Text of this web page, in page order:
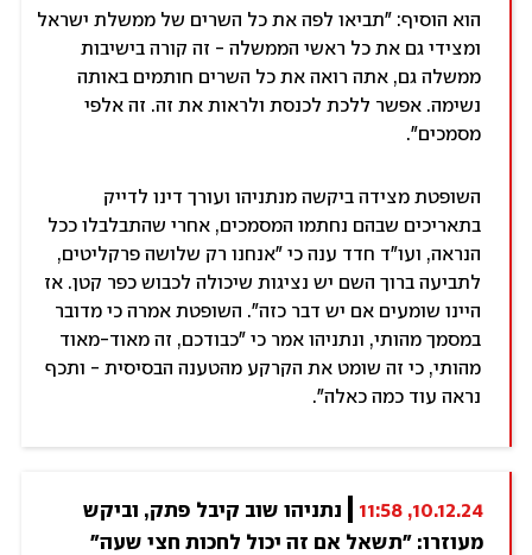
הוא הוסיף: "תביאו לפה את כל השרים של ממשלת ישראל
ומצידי גם את כל ראשי הממשלה - זה קורה בישיבות
ממשלה גם, אתה רואה את כל השרים חותמים באותה
נשימה. אפשר ללכת לכנסת ולראות את זה. זה אלפי
מסמכים".
השופטת מצידה ביקשה מנתניהו ועורך דינו לדייק
בתאריכים שבהם נחתמו המסמכים, אחרי שהתבלבלו ככל
הנראה, ועו"ד חדד ענה כי "אנחנו רק שלושה פרקליטים,
לתביעה ברוך השם יש נציגות שיכולה לכבוש כפר קטן. אז
היינו שומעים אם יש דבר כזה". השופטת אמרה כי מדובר
במסמך מהותי, ונתניהו אמר כי "כבודכם, זה מאוד-מאוד
מהותי, כי זה שומט את הקרקע מהטענה הבסיסית - ותכף
נראה עוד כמה כאלה".
10.12.24, 11:58
מעוזרו: "תשאל אם זה יכול לחכות חצי שעה"